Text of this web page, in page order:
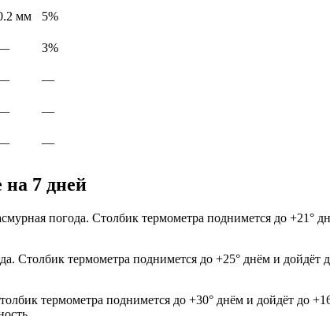
мм
5%
3%
—
—
—
на 7 дней
погода. Столбик термометра поднимется до
Столбик термометра поднимется до +25° днём и
термометра поднимется до +30° днём и дойдёт до